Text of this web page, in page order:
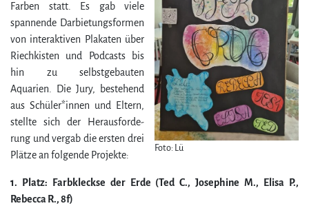
Foto: Lü
Farben statt. Es gab viele
spannende Darbietungsformen
von interaktiven Plakaten über
Riechkisten und Podcasts bis
hin zu selbstgebauten
Aquarien. Die Jury, bestehend
aus Schüler*innen und Eltern,
stellte sich der Heraus­for­de­
rung und vergab die ersten drei
Plätze an folgende Projekte:
1. Platz: Farbkleckse der Erde (Ted C., Josephine M., Elisa P.,
Rebecca R., 8f)